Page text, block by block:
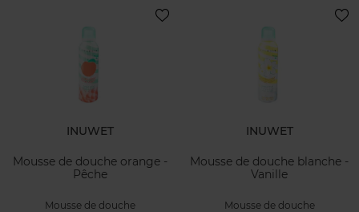
INUWET
Mousse de douche orange -
Pêche
Mousse de douche
INUWET
Mousse de douche blanche -
Vanille
Mousse de douche